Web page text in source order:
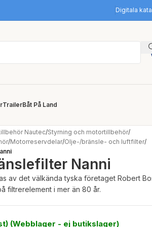
Digitala
TrailerBåt På Land
Nautec/Styrning och motortillbehör/
/Motorreservdelar/Olje-/bränsle- och luftfilter/
Nanni
av det välkända tyska företaget Robert
filtrerelement i mer än 80 år.
(Webblager - ej butikslager)